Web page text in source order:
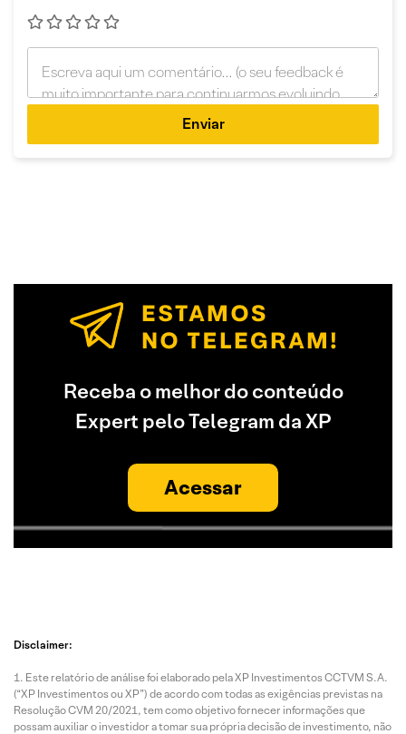
Enviar
Receba o melhor do conteúdo
Expert pelo Telegram da XP
Acessar
Disclaimer:
Este relatório de análise foi elaborado pela XP Investimentos CCTVM S.A.
(“XP Investimentos ou XP”) de acordo com todas as exigências previstas na
Resolução CVM 20/2021, tem como objetivo fornecer informações que
possam auxiliar o investidor a tomar sua própria decisão de investimento, não